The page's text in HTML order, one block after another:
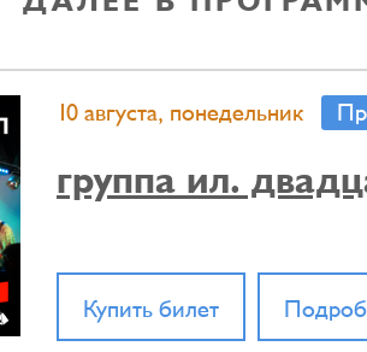
10 августа, понедельник
группа ил.
Купить билет